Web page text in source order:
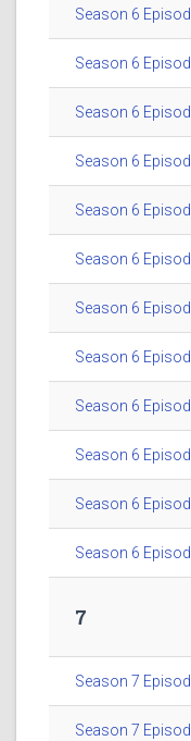
Season 6
Season 6
Season 6
Season 6
Season 6
Season 6
Season 6
Season 6
Season 6
Season 6
Season 6
Season 6
7
Season 7
Season 7